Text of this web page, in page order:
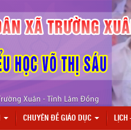
CHUYÊN ĐỀ GIÁO DỤC LỊCH